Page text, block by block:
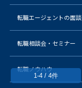
1-4 / 4件
転職エージェントの面談
転職相談会・セミナー
転職ノウハウ